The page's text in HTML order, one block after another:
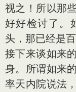
视之！所以那
好好检讨了。
头，那已经是
接下来谈如来
身。所谓如来
率天内院说法